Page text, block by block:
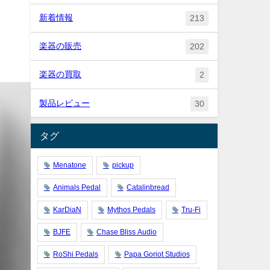
新着情報 213
楽器の販売 202
楽器の買取 2
製品レビュー 30
タグ
Menatone pickup
Animals Pedal Catalinbread
KarDiaN Mythos Pedals Tru-Fi
BJFE Chase Bliss Audio
RoShi Pedals Papa Goriot Studios